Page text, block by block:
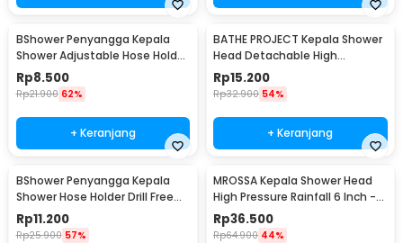
BShower Penyangga Kepala
Shower Adjustable Hose Holder
1/2 Inch - BR-201
Rp8.500
Rp21.900 62%
+ Keranjang
BATHE PROJECT Kepala Shower
Head Detachable High
Pressure Water Saving - BR-
230
Rp15.200
Rp32.900 54%
+ Keranjang
BShower Penyangga Kepala
Shower Hose Holder Drill Free
Selang 1/2 Inch - A-0081
Rp11.200
Rp25.900 57%
MROSSA Kepala Shower Head
High Pressure Rainfall 6 Inch -
30LYH
Rp36.500
Rp64.900 44%